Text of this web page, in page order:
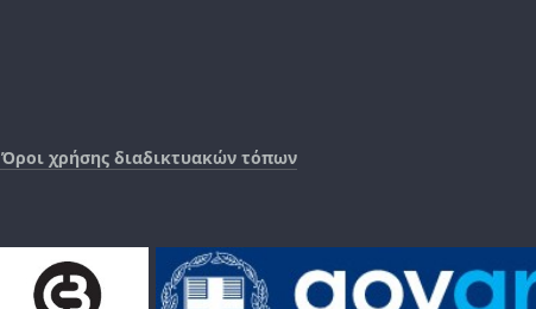
Όροι χρήσης διαδικτυακών τόπων